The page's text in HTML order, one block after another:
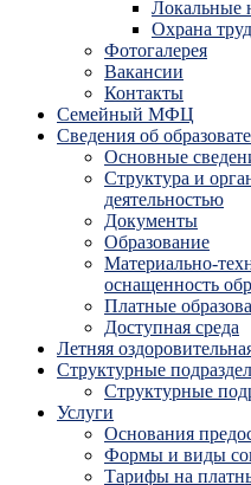
Локальные
Охрана
Фотогалерея
Вакансии
Контакты
Семейный МФЦ
Сведения об
Основные
Структура и
деятельностью
Документы
Образование
Материально-
оснащенность
Платные
Доступная среда
Летняя
Структурные
Структурные
Услуги
Основания
Формы и виды
Тарифы на